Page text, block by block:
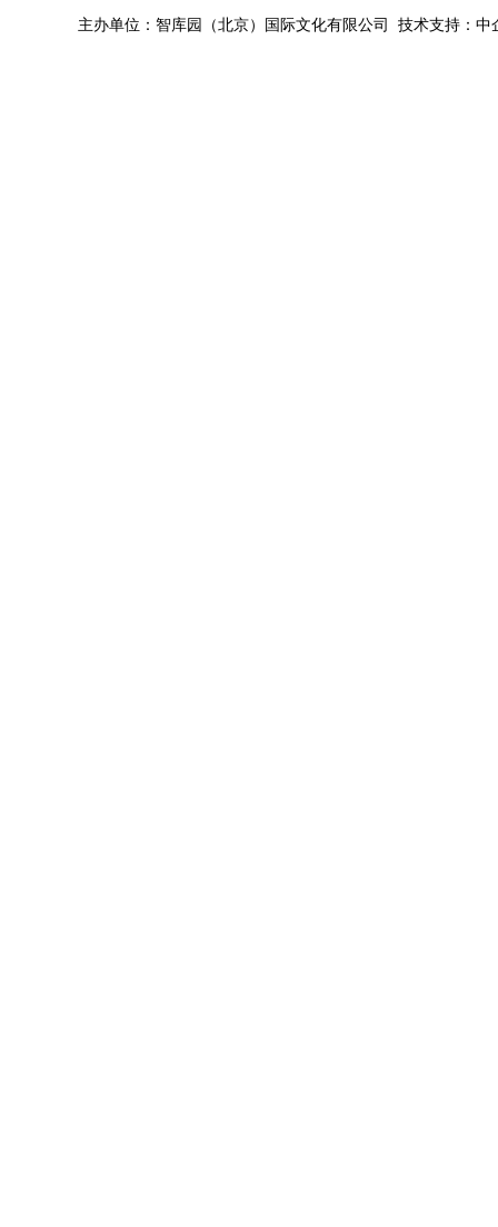
主办单位：智库园（北京）国际文化有限公司 技术支持：